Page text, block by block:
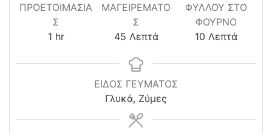
ΠΡΟΕΤΟΙΜΑΣΊΑ
Σ
1hour
hr
ΜΑΓΕΙΡΕΜΑΤΟ
Σ
45minutes
Λεπτά
ΦΎΛΛΟΥ ΣΤΟ
ΦΟΎΡΝΟ
10 minutes
Λεπτά
ΕΙΔΟΣ ΓΕΥΜΑΤΟΣ
Γλυκά, Ζύμες